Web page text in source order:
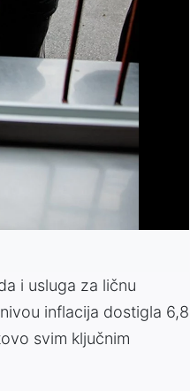
i usluga za ličnu
inflacija dostigla 6,8
svim ključnim